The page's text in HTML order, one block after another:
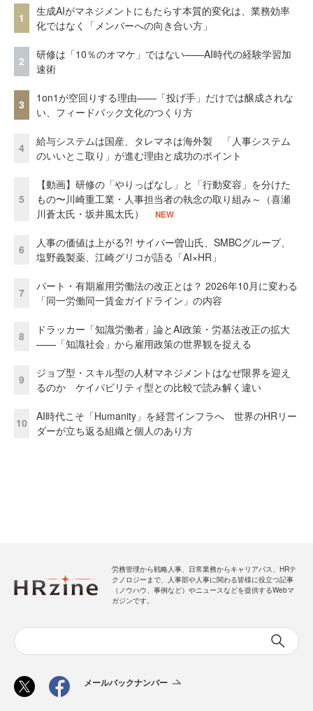
1
生成AIがマネジメントにもたらす本質的変化は、業務効率
化ではなく「メンバーへの向き合い方」
2
研修は「10％のオマケ」ではない——AI時代の経験学習加
速術
3
1on1が空回りする理由——「投げ手」だけでは醸成されな
い、フィードバック文化のつくり方
4
給与システムは国産、タレマネは海外製 「人事システム
のいいとこ取り」が進む理由と成功のポイント
5
【動画】研修の「やりっぱなし」と「行動変容」を分けた
もの〜川崎重工業・人事担当者の執念の取り組み～（喜瀬
川蒼太氏・坂井風太氏）
NEW
6
人事の価値は上がる?! サイバー曽山氏、SMBCグループ、
塩野義製薬、江崎グリコが語る「AI×HR」
7
パート・有期雇用労働法の改正とは？ 2026年10月に変わる
「同一労働同一賃金ガイドライン」の内容
8
ドラッカー「知識労働者」論とAI政策・労基法改正の拡大
——「知識社会」から雇用政策の世界観を捉える
9
ジョブ型・スキル型の人材マネジメントはなぜ限界を迎え
るのか ケイパビリティ型との比較で読み解く違い
10
AI時代こそ「Humanity」を経営インフラへ 世界のHRリー
ダーが立ち返る組織と個人のあり方
労務管理から戦略人事、日常業務からキャリアパス、HRテ
クノロジーまで、人事部や人事に関わる皆様に役立つ記事
（ノウハウ、事例など）やニュースなどを提供するWebマ
ガジンです。
メールバックナンバー